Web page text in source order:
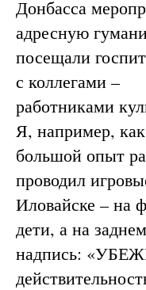
Донбасса
адресную
посещали
с коллегами –
работниками
Я, например,
большой опыт
проводил
Иловайске – на
дети, а на
надпись: